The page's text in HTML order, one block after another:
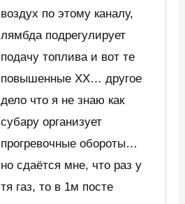
воздух по этому каналу,
лямбда подрегулирует
подачу топлива и вот те
повышенные ХХ… другое
дело что я не знаю как
субару организует
прогревочные обороты…
но сдаётся мне, что раз у
тя газ, то в 1м посте